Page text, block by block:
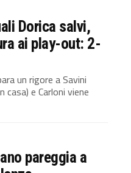
Dorica salvi,
ai play-out: 2-
un rigore a Savini
casa) e Carloni viene
pareggia a